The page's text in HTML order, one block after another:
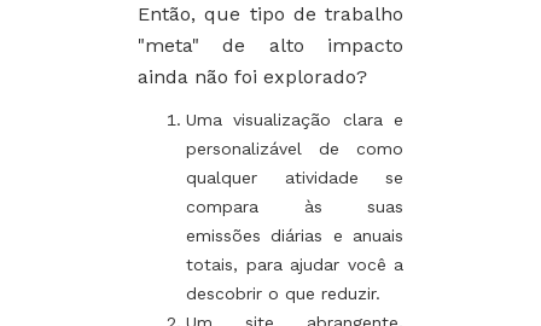
Então, que tipo de trabalho
"meta" de alto impacto
ainda não foi explorado?
Uma visualização clara e
personalizável de como
qualquer atividade se
compara às suas
emissões diárias e anuais
totais, para ajudar você a
descobrir o que reduzir.
Um site abrangente,